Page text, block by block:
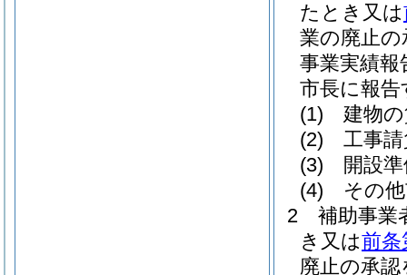
たとき又は
業の廃止
事業実績報
市長に報
(1)
建物
(2)
工事
(3)
開設
(4)
その
2
補助事業
き又は前条
廃止の承